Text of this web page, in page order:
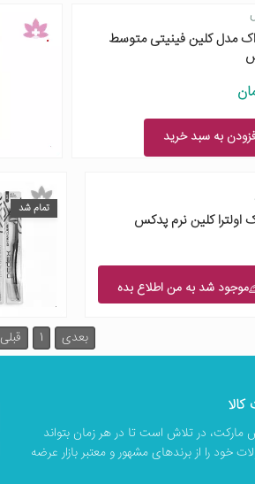
مدل کلین فینیتی متوسط
به سبد خرید
اولترا کلین نرم پدکس
موجود شد به من اطلاع بده
تمام شد
قبلی 1 بعدی
در تلاش است تا در هر زمان بتواند
خود را از برندهای مشهور و معتبر بازار عرضه